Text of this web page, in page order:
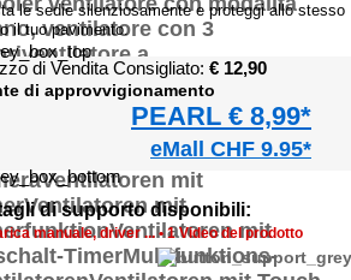
le sedie silenziosamente e proteggi allo stesso
il tuo pavimento.
di Vendita Consigliato: € 12,90
di approvvigionamento
PEARL € 8,99*
eMall CHF 9.95*
di supporto disponibili:
manuale, driver ... • 1 Video del prodotto